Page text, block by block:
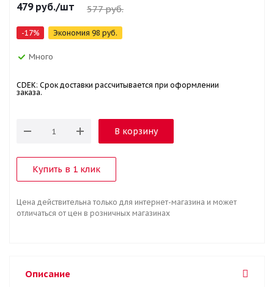
479руб./шт 577руб.
-17% Экономия 98 руб.
Много
CDEK: Срок доставки рассчитывается при оформлении
заказа.
В корзину
Купить в 1 клик
Цена действительна только для интернет-магазина и может
отличаться от цен в розничных магазинах
Описание